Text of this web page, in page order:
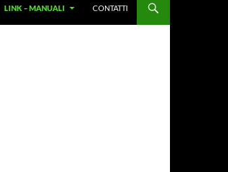
LINK – MANUALI CONTATTI